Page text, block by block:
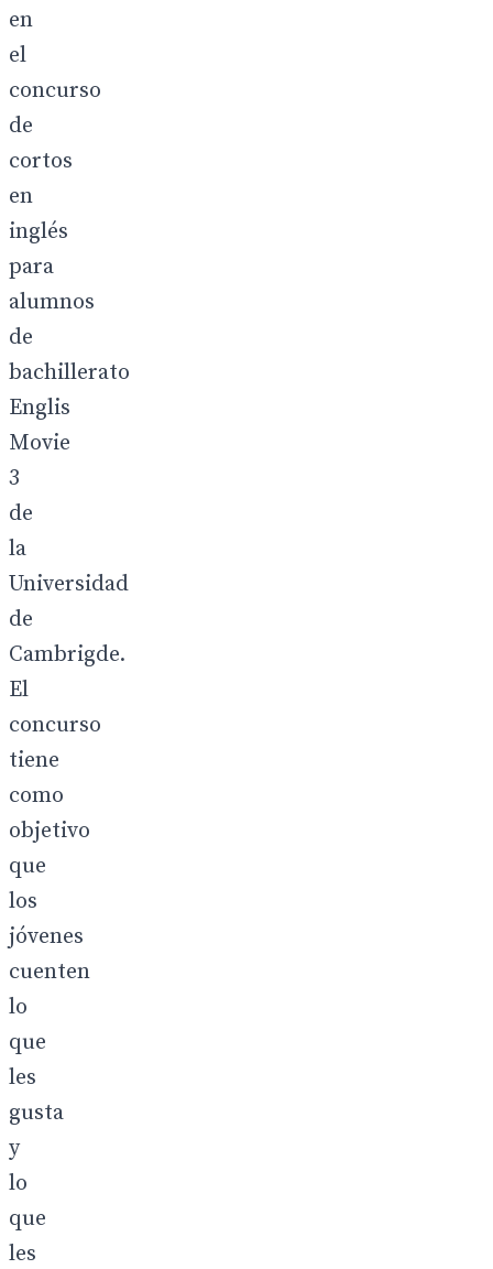
en
el
concurso
de
cortos
en
inglés
para
alumnos
de
bachillerato
Englis
Movie
3
de
la
Universidad
de
Cambrigde.
El
concurso
tiene
como
objetivo
que
los
jóvenes
cuenten
lo
que
les
gusta
y
lo
que
les